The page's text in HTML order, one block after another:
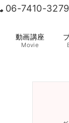
06-7410-3279
動画講座
Movie